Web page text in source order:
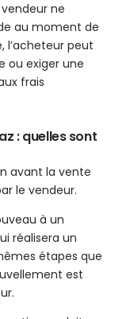
ne
au moment de
l’acheteur peut
ou exiger une
frais
: quelles sont
avant la vente
le vendeur.
à un
réalisera un
étapes que
est